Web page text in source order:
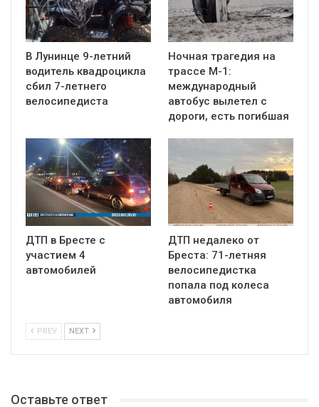
В Лунинце 9-летний
водитель квадроцикла
сбил 7-летнего
велосипедиста
Ночная трагедия на
трассе М-1:
международный
автобус вылетел с
дороги, есть погибшая
ДТП в Бресте с
участием 4
автомобилей
ДТП недалеко от
Бреста: 71-летняя
велосипедистка
попала под колеса
автомобиля
PREV NEXT
Оставьте ответ